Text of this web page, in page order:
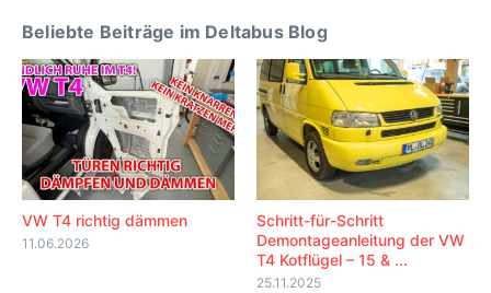
Beliebte Beiträge im Deltabus Blog
VW T4 richtig dämmen
11.06.2026
Schritt-für-Schritt
Demontageanleitung der VW
T4 Kotflügel – 15 & ...
25.11.2025